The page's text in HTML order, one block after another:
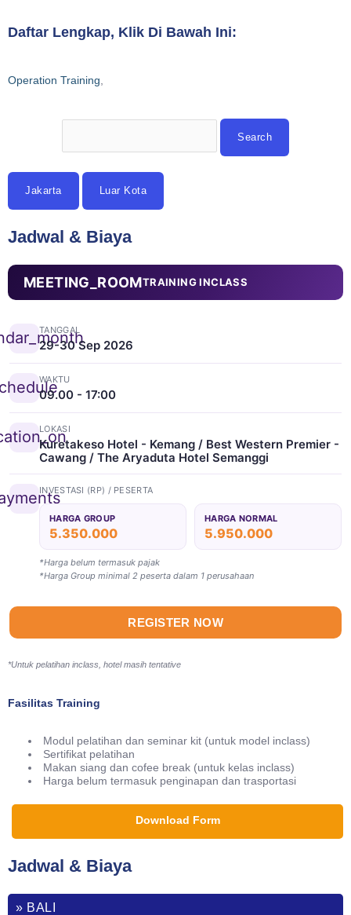
Daftar Lengkap, Klik Di Bawah Ini:
Operation Training
Jakarta Luar Kota
Jadwal & Biaya
MEETING_ROOMTRAINING INCLASS
TANGGAL
29-30 Sep 2026
WAKTU
09.00 - 17:00
LOKASI
Kuretakeso Hotel - Kemang / Best Western Premier -
Cawang / The Aryaduta Hotel Semanggi
INVESTASI (RP) / PESERTA
HARGA GROUP
5.350.000
HARGA NORMAL
5.950.000
*Harga belum termasuk pajak
*Harga Group minimal 2 peserta dalam 1 perusahaan
REGISTER NOW
*Untuk pelatihan inclass, hotel masih tentative
Fasilitas Training
Modul pelatihan dan seminar kit (untuk model inclass)
Sertifikat pelatihan
Makan siang dan cofee break (untuk kelas inclass)
Harga belum termasuk penginapan dan trasportasi
Download Form
Jadwal & Biaya
» BALI